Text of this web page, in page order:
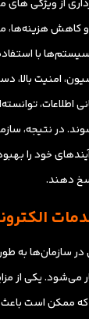
از ویژگی
و کاهش
با
امنیت بالا،
در نتیجه،
خود را
دهند.
در سازمان‌ها
می‌شود. یکی از
است باعث